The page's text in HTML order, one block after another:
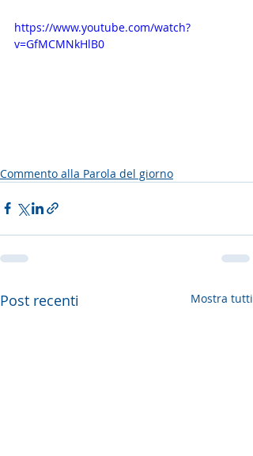
https://www.youtube.com/watch?
v=GfMCMNkHlB0
Commento alla Parola del giorno
Post recenti Mostra tutti